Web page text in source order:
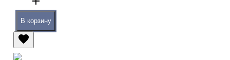
В корзину